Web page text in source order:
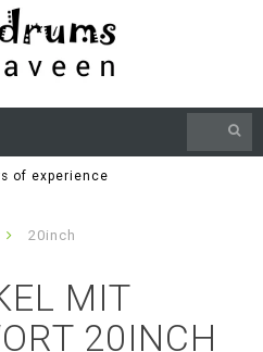
of experience
20inch
MIT
20INCH